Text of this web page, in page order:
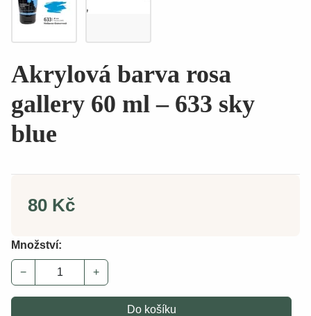
Akrylová barva rosa
gallery 60 ml – 633 sky
blue
80 Kč
Množství:
− +
Do košíku